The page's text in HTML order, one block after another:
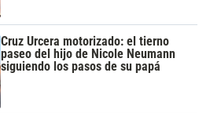
Cruz Urcera motorizado: el tierno
paseo del hijo de Nicole Neumann
siguiendo los pasos de su papá